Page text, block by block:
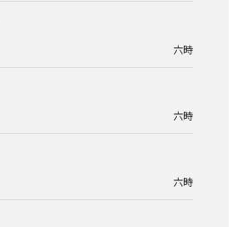
六時
六時
六時